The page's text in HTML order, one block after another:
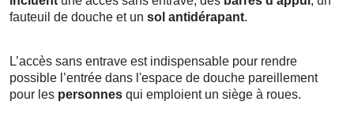
fauteuil de douche et un sol antidérapant.
L’accès sans entrave est indispensable pour rendre
possible l’entrée dans l'espace de douche pareillement
pour les personnes qui emploient un siège à roues.